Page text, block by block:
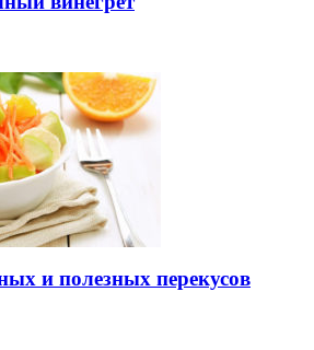
и полезных перекусов